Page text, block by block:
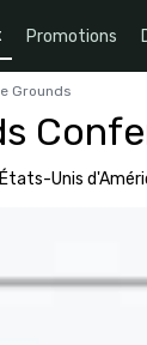
Promotions
Grounds
Unis